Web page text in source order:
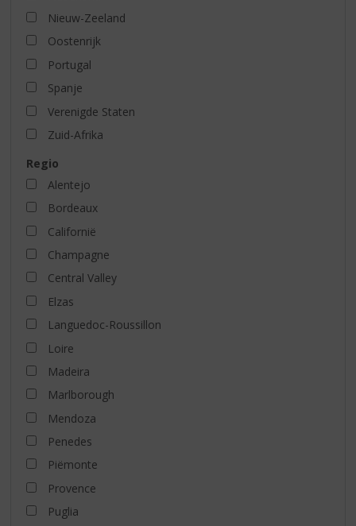
Nieuw-Zeeland
Oostenrijk
Portugal
Spanje
Verenigde Staten
Zuid-Afrika
Regio
Alentejo
Bordeaux
Californië
Champagne
Central Valley
Elzas
Languedoc-Roussillon
Loire
Madeira
Marlborough
Mendoza
Penedes
Piëmonte
Provence
Puglia